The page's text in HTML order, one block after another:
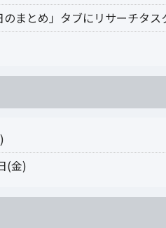
まとめ」タブにリサーチタス
(金)